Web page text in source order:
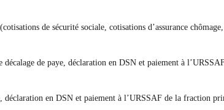
de sécurité sociale, cotisations d’assurance
de paye, déclaration en DSN et paiement à
en DSN et paiement à l’URSSAF de la fraction